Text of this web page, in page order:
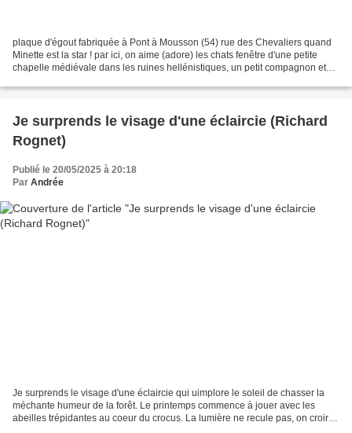
plaque d'égout fabriquée à Pont à Mousson (54) rue des Chevaliers quand
Minette est la star ! par ici, on aime (adore) les chats fenêtre d'une petite
chapelle médiévale dans les ruines hellénistiques, un petit compagnon et
Je surprends le visage d'une éclaircie (Richard
Rognet)
Publié le 20/05/2025 à 20:18
Par Andrée
Je surprends le visage d'une éclaircie qui uimplore le soleil de chasser la
méchante humeur de la forêt. Le printemps commence à jouer avec les
abeilles trépidantes au coeur du crocus. La lumière ne recule pas, on croirait